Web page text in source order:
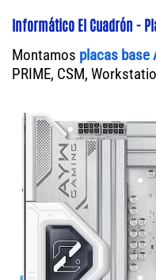
Informático El Cuadrón -
Montamos placas base
PRIME, CSM,